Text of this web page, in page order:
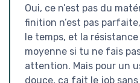
Oui, ce n’est pas du
finition n’est pas
le temps, et la
moyenne si tu ne fais
attention. Mais pour un
douce, ça fait le job